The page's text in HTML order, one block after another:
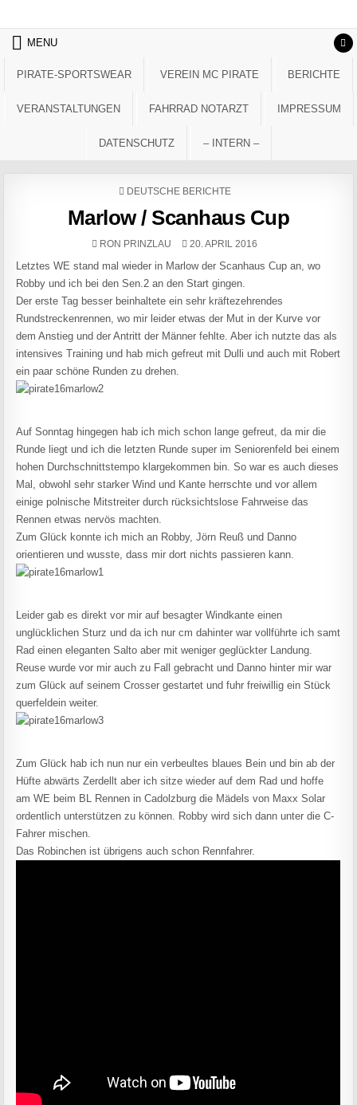
MENU
PIRATE-SPORTSWEAR VEREIN MC PIRATE BERICHTE
VERANSTALTUNGEN FAHRRAD NOTARZT IMPRESSUM
DATENSCHUTZ – INTERN –
POSTED IN
DEUTSCHE BERICHTE
Marlow / Scanhaus Cup
AUTHOR:
RON PRINZLAU PUBLISHED DATE:
20. APRIL 2016
Letztes WE stand mal wieder in Marlow der Scanhaus Cup an, wo
Robby und ich bei den Sen.2 an den Start gingen.
Der erste Tag besser beinhaltete ein sehr kräftezehrendes
Rundstreckenrennen, wo mir leider etwas der Mut in der Kurve vor
dem Anstieg und der Antritt der Männer fehlte. Aber ich nutzte das als
intensives Training und hab mich gefreut mit Dulli und auch mit Robert
ein paar schöne Runden zu drehen.
Auf Sonntag hingegen hab ich mich schon lange gefreut, da mir die
Runde liegt und ich die letzten Runde super im Seniorenfeld bei einem
hohen Durchschnittstempo klargekommen bin. So war es auch dieses
Mal, obwohl sehr starker Wind und Kante herrschte und vor allem
einige polnische Mitstreiter durch rücksichtslose Fahrweise das
Rennen etwas nervös machten.
Zum Glück konnte ich mich an Robby, Jörn Reuß und Danno
orientieren und wusste, dass mir dort nichts passieren kann.
Leider gab es direkt vor mir auf besagter Windkante einen
unglücklichen Sturz und da ich nur cm dahinter war vollführte ich samt
Rad einen eleganten Salto aber mit weniger geglückter Landung.
Reuse wurde vor mir auch zu Fall gebracht und Danno hinter mir war
zum Glück auf seinem Crosser gestartet und fuhr freiwillig ein Stück
querfeldein weiter.
Zum Glück hab ich nun nur ein verbeultes blaues Bein und bin ab der
Hüfte abwärts Zerdellt aber ich sitze wieder auf dem Rad und hoffe
am WE beim BL Rennen in Cadolzburg die Mädels von Maxx Solar
ordentlich unterstützen zu können. Robby wird sich dann unter die C-
Fahrer mischen.
Das Robinchen ist übrigens auch schon Rennfahrer.